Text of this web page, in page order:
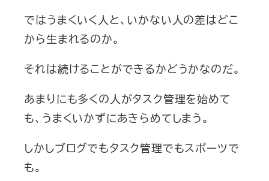
ではうまくいく人と、いかない人の差はどこ
から生まれるのか。
それは続けることができるかどうかなのだ。
あまりにも多くの人がタスク管理を始めて
も、うまくいかずにあきらめてしまう。
しかしブログでもタスク管理でもスポーツで
も。